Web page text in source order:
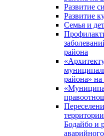
Развитие
Развитие
Семья и
района
района»
Бодайбо и